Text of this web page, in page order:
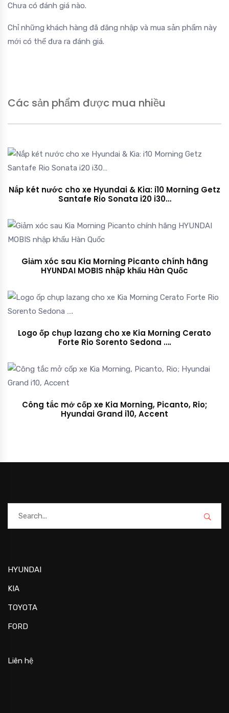
Chưa có đánh giá nào.
Chỉ những khách hàng đã đăng nhập và mua sản phẩm này
mới có thể đưa ra đánh giá.
Các sản phẩm được mua nhiều
Nắp két nước cho xe Hyundai & Kia: i10 Morning Getz
Santafe Rio Sonata i20 i30…
Giảm xóc sau Kia Morning Picanto chính hãng
HYUNDAI MOBIS nhập khẩu Hàn Quốc
Logo ốp chụp lazang cho xe Kia Morning Cerato
Forte Rio Sorento Sedona ….
Công tắc mở cốp xe Kia Morning, Picanto, Rio;
Hyundai Grand i10, Accent
HYUNDAI
KIA
TOYOTA
FORD
Liên hệ